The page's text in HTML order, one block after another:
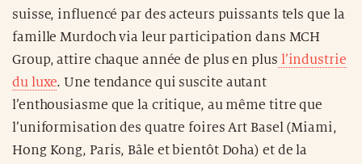
suisse, influencé par des acteurs puissants tels que la
famille Murdoch via leur participation dans MCH
Group, attire chaque année de plus en plus l’industrie
du luxe. Une tendance qui suscite autant
l’enthousiasme que la critique, au même titre que
l’uniformisation des quatre foires Art Basel (Miami,
Hong Kong, Paris, Bâle et bientôt Doha) et de la